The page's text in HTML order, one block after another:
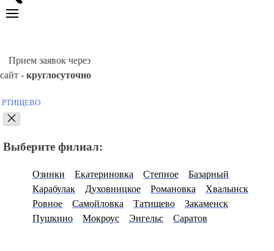
Прием заявок через
сайт - круглосуточно
РТИЩЕВО
Выберите филиал:
Озинки Екатериновка Степное
Базарный
Карабулак
Духовницкое Романовка
Хвалынск
Ровное
Самойловка Татищево
Закаменск
Пушкино
Мокроус Энгельс Саратов